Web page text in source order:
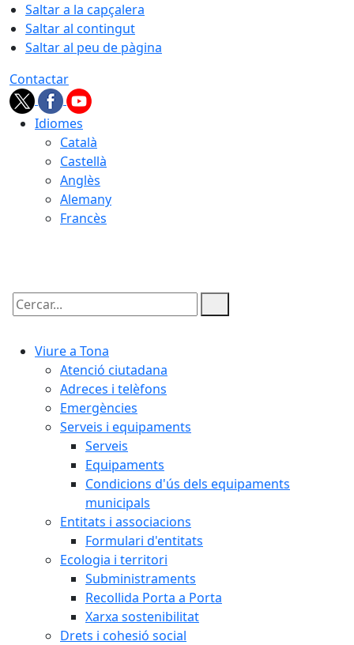
Saltar a la capçalera
Saltar al contingut
Saltar al peu de pàgina
Contactar
Idiomes
Català
Castellà
Anglès
Alemany
Francès
Cercar:
Viure a Tona
Atenció ciutadana
Adreces i telèfons
Emergències
Serveis i equipaments
Serveis
Equipaments
Condicions d'ús dels equipaments
municipals
Entitats i associacions
Formulari d'entitats
Ecologia i territori
Subministraments
Recollida Porta a Porta
Xarxa sostenibilitat
Drets i cohesió social